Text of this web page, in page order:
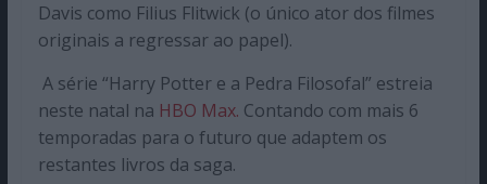
Davis como Filius Flitwick (o único ator dos filmes
originais a regressar ao papel).
A série “Harry Potter e a Pedra Filosofal” estreia
neste natal na HBO Max. Contando com mais 6
temporadas para o futuro que adaptem os
restantes livros da saga.